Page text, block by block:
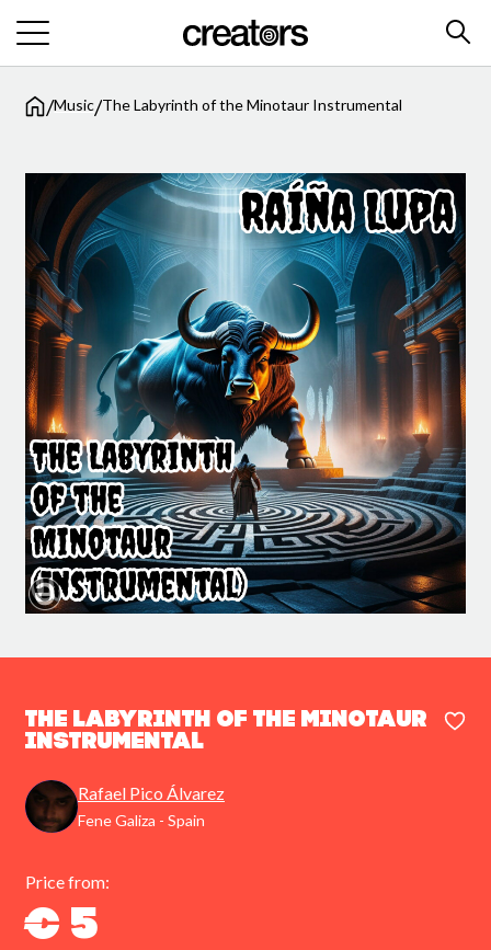
/Music/The Labyrinth of the Minotaur Instrumental
The Labyrinth of the Minotaur
Instrumental
Rafael Pico Álvarez
Fene Galiza - Spain
Price from:
€ 5